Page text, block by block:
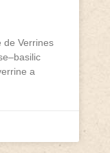
de Verrines
a